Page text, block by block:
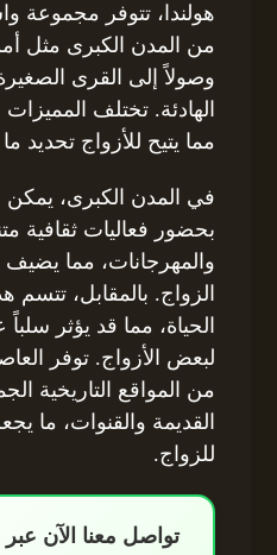
هولندا، تتوفر مجموعة
من المدن الكبرى مثل
وصولاً إلى القرى
الهادئة. تختلف
مما يتيح للأزواج تحديد
في المدن الكبرى، يمكن
بحضور فعاليات ثقافية
والمهرجانات، مما
الزواج. بالمقابل،
الحياة، مما قد يؤثر
لبعض الأزواج. توفر
من المواقع التاريخية
القديمة والقنوات، ما
للزواج.
تواصل معنا الآن